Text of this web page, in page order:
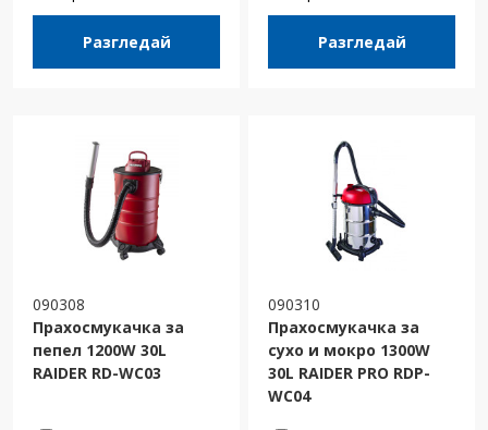
Разгледай Разгледай
090308
Прахосмукачка за
пепел 1200W 30L
RAIDER RD-WC03
090310
Прахосмукачка за
сухо и мокро 1300W
30L RAIDER PRO RDP-
WC04